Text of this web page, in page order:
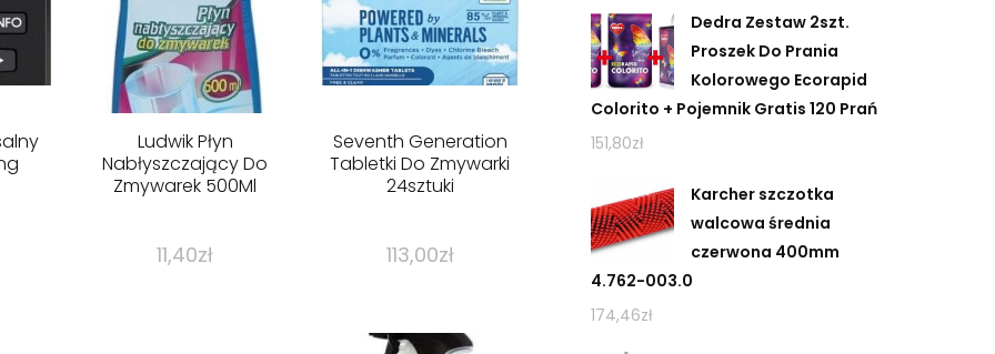
Ludwik Płyn
Nabłyszczający Do
Zmywarek 500Ml
11,40zł
Seventh Generation
Tabletki Do Zmywarki
24sztuki
113,00zł
Dedra Zestaw 2szt.
Proszek Do Prania
Kolorowego Ecorapid
Colorito + Pojemnik Gratis 120 Prań
151,80zł
Karcher szczotka
walcowa średnia
czerwona 400mm
4.762-003.0
174,46zł